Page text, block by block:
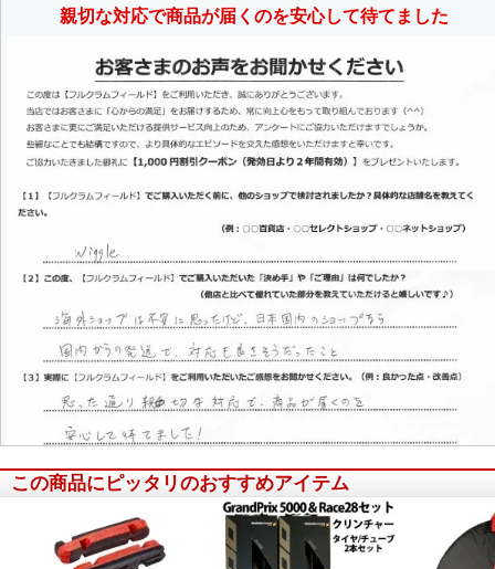
親切な対応で商品が届くのを安心して待てました
この商品にピッタリのおすすめアイテム